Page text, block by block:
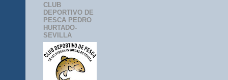
CLUB
DEPORTIVO DE
PESCA PEDRO
HURTADO-
SEVILLA